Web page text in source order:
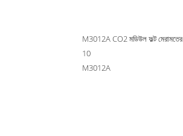
M3012A CO2 মডিউল ফল্ট মেরামতের
10
M3012A